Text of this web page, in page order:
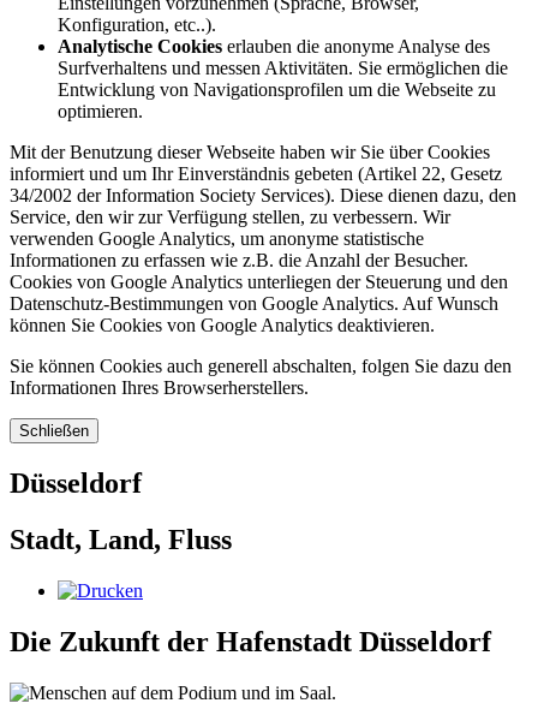
Konfiguration, etc..).
Analytische Cookies erlauben die anonyme Analyse des
Surfverhaltens und messen Aktivitäten. Sie ermöglichen die
Entwicklung von Navigationsprofilen um die Webseite zu
optimieren.
Mit der Benutzung dieser Webseite haben wir Sie über Cookies
informiert und um Ihr Einverständnis gebeten (Artikel 22, Gesetz
34/2002 der Information Society Services). Diese dienen dazu, den
Service, den wir zur Verfügung stellen, zu verbessern. Wir
verwenden Google Analytics, um anonyme statistische
Informationen zu erfassen wie z.B. die Anzahl der Besucher.
Cookies von Google Analytics unterliegen der Steuerung und den
Datenschutz-Bestimmungen von Google Analytics. Auf Wunsch
können Sie Cookies von Google Analytics deaktivieren.
Sie können Cookies auch generell abschalten, folgen Sie dazu den
Informationen Ihres Browserherstellers.
Schließen
Düsseldorf
Stadt, Land, Fluss
Die Zukunft der Hafenstadt Düsseldorf